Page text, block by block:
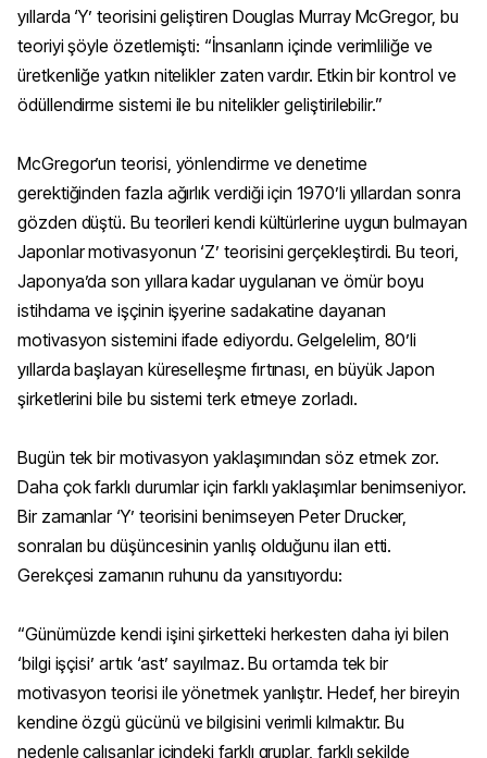
yıllarda ‘Y’ teorisini geliştiren Douglas Murray McGregor, bu
teoriyi şöyle özetlemişti: “İnsanların içinde verimliliğe ve
üretkenliğe yatkın nitelikler zaten vardır. Etkin bir kontrol ve
ödüllendirme sistemi ile bu nitelikler geliştirilebilir.”
McGregor’un teorisi, yönlendirme ve denetime
gerektiğinden fazla ağırlık verdiği için 1970’li yıllardan sonra
gözden düştü. Bu teorileri kendi kültürlerine uygun bulmayan
Japonlar motivasyonun ‘Z’ teorisini gerçekleştirdi. Bu teori,
Japonya’da son yıllara kadar uygulanan ve ömür boyu
istihdama ve işçinin işyerine sadakatine dayanan
motivasyon sistemini ifade ediyordu. Gelgelelim, 80’li
yıllarda başlayan küreselleşme fırtınası, en büyük Japon
şirketlerini bile bu sistemi terk etmeye zorladı.
Bugün tek bir motivasyon yaklaşımından söz etmek zor.
Daha çok farklı durumlar için farklı yaklaşımlar benimseniyor.
Bir zamanlar ‘Y’ teorisini benimseyen Peter Drucker,
sonraları bu düşüncesinin yanlış olduğunu ilan etti.
Gerekçesi zamanın ruhunu da yansıtıyordu:
“Günümüzde kendi işini şirketteki herkesten daha iyi bilen
‘bilgi işçisi’ artık ‘ast’ sayılmaz. Bu ortamda tek bir
motivasyon teorisi ile yönetmek yanlıştır. Hedef, her bireyin
kendine özgü gücünü ve bilgisini verimli kılmaktır. Bu
nedenle çalışanlar içindeki farklı gruplar, farklı şekilde